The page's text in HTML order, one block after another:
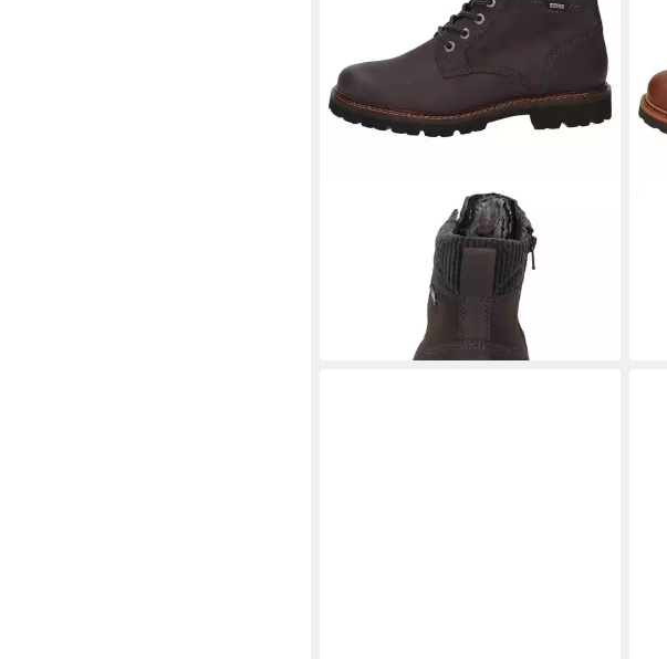
Adalr.-704-TEX-LF-H
UVP 179,90 €